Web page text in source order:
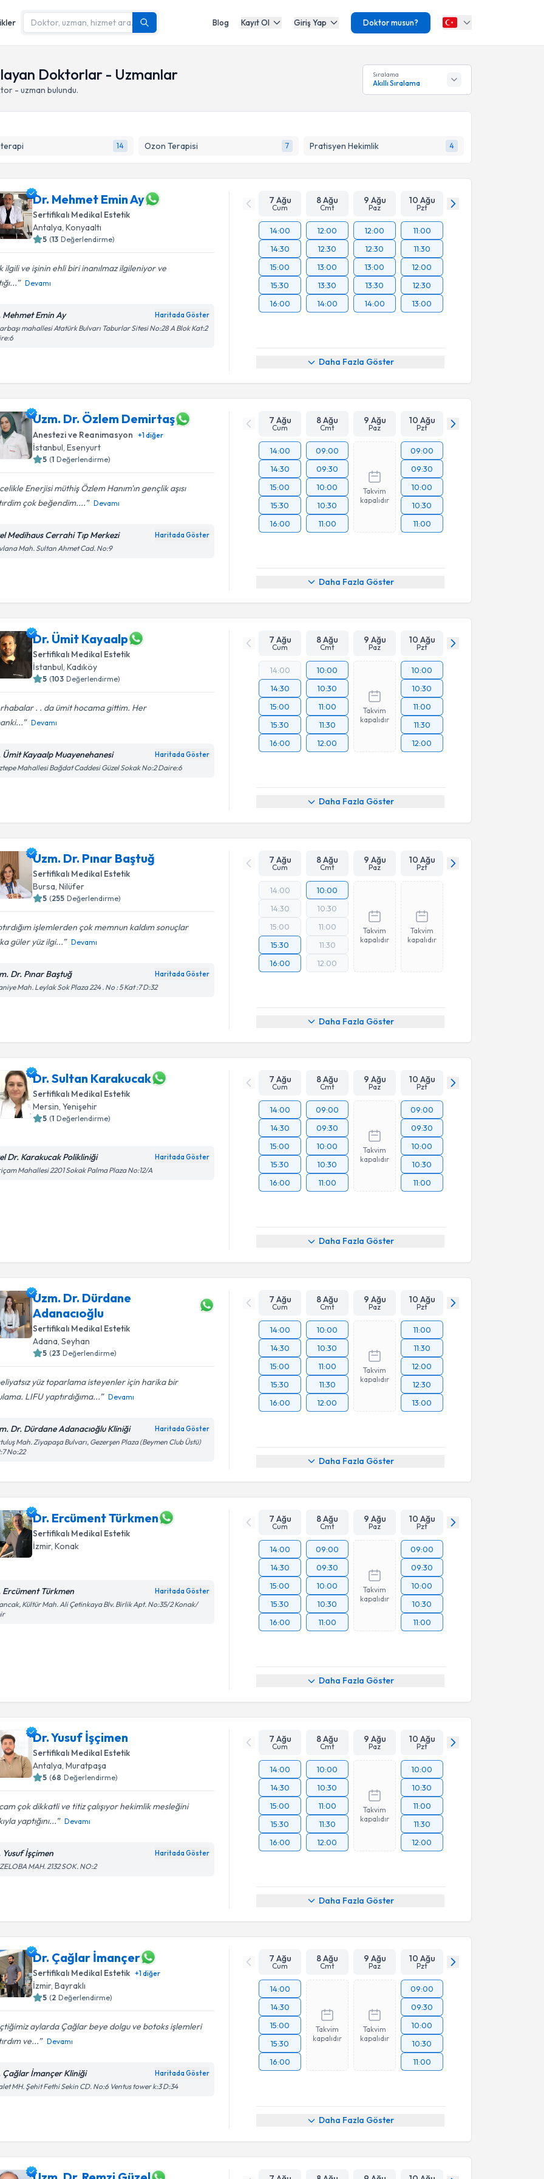
Blog Kayıt Ol Giriş Yap Doktor musun?
Doktorlar - Uzmanlar
- uzman bulundu.
Sıralama
Akıllı Sıralama
14 Ozon Terapisi 7 Pratisyen Hekimlik 4
Dr. Mehmet Emin Ay
Sertifikalı Medikal Estetik
Antalya,Konyaaltı
5 (13 Değerlendirme)
ilgili ve işinin ehli biri inanılmaz ilgileniyor ve
Devamı
Mehmet Emin Ay Haritada Göster
mahallesi Atatürk Bulvarı Taburlar Sitesi No:28 A Blok Kat:2
7 Ağu
Cum
8 Ağu
Cmt
9 Ağu
Paz
10 Ağu
Pzt
14:00
14:30
15:00
15:30
16:00
12:00
12:30
13:00
13:30
14:00
12:00
12:30
13:00
13:30
14:00
11:00
11:30
12:00
12:30
13:00
Daha Fazla Göster
Uzm. Dr. Özlem Demirtaş
Anestezi ve Reanimasyon +1diğer
İstanbul ,Esenyurt
5 (1 Değerlendirme)
Enerjisi müthiş Özlem Hanım'ın gençlik aşısı
çok beğendim....
Devamı
Medihaus Cerrahi Tıp Merkezi Haritada Göster
Mah. Sultan Ahmet Cad. No:9
7 Ağu
Cum
8 Ağu
Cmt
9 Ağu
Paz
10 Ağu
Pzt
14:00
14:30
15:00
15:30
16:00
09:00
09:30
10:00
10:30
11:00
Takvim
kapalıdır
09:00
09:30
10:00
10:30
11:00
Daha Fazla Göster
Dr. Ümit Kayaalp
Sertifikalı Medikal Estetik
İstanbul,Kadıköy
5 (103 Değerlendirme)
. . da ümit hocama gittim. Her
Devamı
Ümit Kayaalp Muayenehanesi Haritada Göster
Mahallesi Bağdat Caddesi Güzel Sokak No:2 Daire:6
7 Ağu
Cum
8 Ağu
Cmt
9 Ağu
Paz
10 Ağu
Pzt
14:00
14:30
15:00
15:30
16:00
10:00
10:30
11:00
11:30
12:00
Takvim
kapalıdır
10:00
10:30
11:00
11:30
12:00
Daha Fazla Göster
Uzm. Dr. Pınar Baştuğ
Sertifikalı Medikal Estetik
Bursa ,Nilüfer
5 (255 Değerlendirme)
işlemlerden çok memnun kaldım sonuçlar
güler yüz ilgi...
Devamı
Dr. Pınar Baştuğ Haritada Göster
Mah. Leylak Sok Plaza 224 . No : 5 Kat :7 D:32
7 Ağu
Cum
8 Ağu
Cmt
9 Ağu
Paz
10 Ağu
Pzt
14:00
14:30
15:00
15:30
16:00
10:00
10:30
11:00
11:30
12:00
Takvim
kapalıdır
Takvim
kapalıdır
Daha Fazla Göster
Dr. Sultan Karakucak
Sertifikalı Medikal Estetik
Mersin,Yenişehir
5 (1 Değerlendirme)
Dr. Karakucak Polikliniği Haritada Göster
Mahallesi 2201 Sokak Palma Plaza No:12/A
7 Ağu
Cum
8 Ağu
Cmt
9 Ağu
Paz
10 Ağu
Pzt
14:00
14:30
15:00
15:30
16:00
09:00
09:30
10:00
10:30
11:00
Takvim
kapalıdır
09:00
09:30
10:00
10:30
11:00
Daha Fazla Göster
Uzm. Dr. Dürdane
Adanacıoğlu
Sertifikalı Medikal Estetik
Adana ,Seyhan
5 (23 Değerlendirme)
yüz toparlama isteyenler için harika bir
LIFU yaptırdığıma...
Devamı
Dr. Dürdane Adanacıoğlu Kliniği Haritada Göster
Mah. Ziyapaşa Bulvarı, Gezerşen Plaza (Beymen Club Üstü)
No:22
7 Ağu
Cum
8 Ağu
Cmt
9 Ağu
Paz
10 Ağu
Pzt
14:00
14:30
15:00
15:30
16:00
10:00
10:30
11:00
11:30
12:00
Takvim
kapalıdır
11:00
11:30
12:00
12:30
13:00
Daha Fazla Göster
Dr. Ercüment Türkmen
Sertifikalı Medikal Estetik
İzmir,Konak
Ercüment Türkmen Haritada Göster
Kültür Mah. Ali Çetinkaya Blv. Birlik Apt. No:35/2 Konak/
7 Ağu
Cum
8 Ağu
Cmt
9 Ağu
Paz
10 Ağu
Pzt
14:00
14:30
15:00
15:30
16:00
09:00
09:30
10:00
10:30
11:00
Takvim
kapalıdır
09:00
09:30
10:00
10:30
11:00
Daha Fazla Göster
Dr. Yusuf İşçimen
Sertifikalı Medikal Estetik
Antalya ,Muratpaşa
5 (68 Değerlendirme)
çok dikkatli ve titiz çalışıyor hekimlik mesleğini
yaptığını...
Devamı
Yusuf İşçimen Haritada Göster
MAH. 2132 SOK. NO:2
7 Ağu
Cum
8 Ağu
Cmt
9 Ağu
Paz
10 Ağu
Pzt
14:00
14:30
15:00
15:30
16:00
10:00
10:30
11:00
11:30
12:00
Takvim
kapalıdır
10:00
10:30
11:00
11:30
12:00
Daha Fazla Göster
Dr. Çağlar İmançer
Sertifikalı Medikal Estetik +1diğer
İzmir,Bayraklı
5 (2 Değerlendirme)
aylarda Çağlar beye dolgu ve botoks işlemleri
ve...
Devamı
Çağlar İmançer Kliniği Haritada Göster
MH. Şehit Fethi Sekin CD. No:6 Ventus tower k:3 D:34
7 Ağu
Cum
8 Ağu
Cmt
9 Ağu
Paz
10 Ağu
Pzt
14:00
14:30
15:00
15:30
16:00
Takvim
kapalıdır
Takvim
kapalıdır
09:00
09:30
10:00
10:30
11:00
Daha Fazla Göster